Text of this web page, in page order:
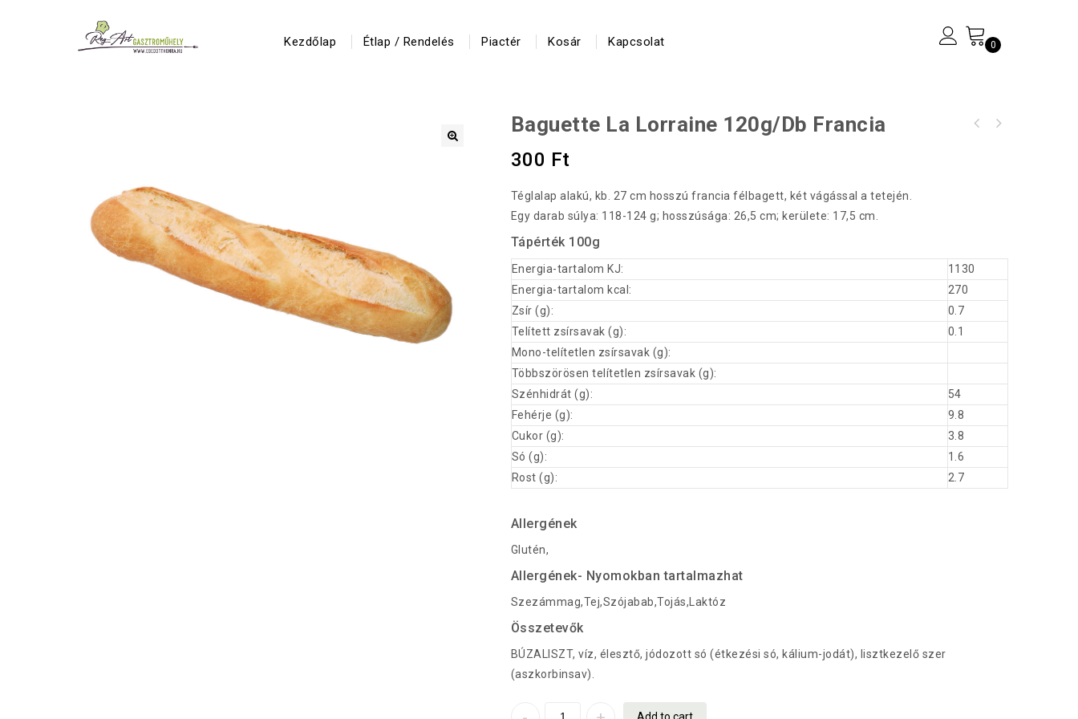
Kezdőlap Étlap / Rendelés Piactér Kosár Kapcsolat 0
Baguette La Lorraine 120g/db Francia
300 Ft
Téglalap alakú, kb. 27 cm hosszú francia félbagett, két vágással a tetején.
Egy darab súlya: 118-124 g; hosszúsága: 26,5 cm; kerülete: 17,5 cm.
Tápérték 100g
Energia-tartalom KJ:
1130
Energia-tartalom kcal:
270
Zsír (g):
0.7
Telített zsírsavak (g):
0.1
Mono-telítetlen zsírsavak (g):
Többszörösen telítetlen zsírsavak (g):
Szénhidrát (g):
54
Fehérje (g):
9.8
Cukor (g):
3.8
Só (g):
1.6
Rost (g):
2.7
Allergének
Glutén,
Allergének- Nyomokban tartalmazhat
Szezámmag,Tej,Szójabab,Tojás,Laktóz
Összetevők
BÚZALISZT, víz, élesztő, jódozott só (étkezési só, kálium-jodát), lisztkezelő szer
(aszkorbinsav).